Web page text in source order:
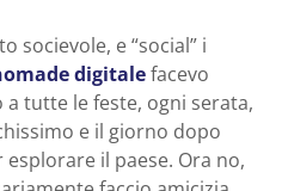
socievole, e “social” i
digitalefacevo
tutte le feste, ogni serata,
e il giorno dopo
il paese. Ora no,